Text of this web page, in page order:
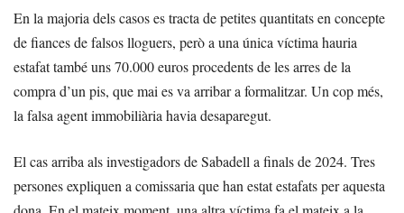
En la majoria dels casos es tracta de petites quantitats en concepte
de fiances de falsos lloguers, però a una única víctima hauria
estafat també uns 70.000 euros procedents de les arres de la
compra d’un pis, que mai es va arribar a formalitzar. Un cop més,
la falsa agent immobiliària havia desaparegut.
El cas arriba als investigadors de Sabadell a finals de 2024. Tres
persones expliquen a comissaria que han estat estafats per aquesta